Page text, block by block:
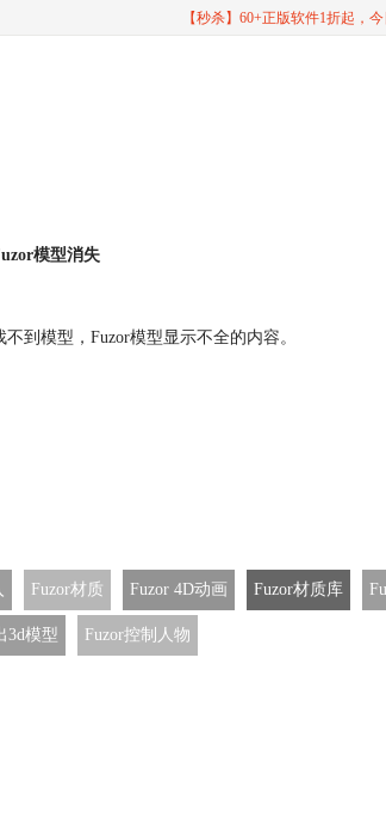
【秒杀】60+正版软件1折起，今
模型消失
到模型，Fuzor模型显示不全的内容。
Fuzor材质 Fuzor 4D动画 Fuzor材质库
3d模型 Fuzor控制人物